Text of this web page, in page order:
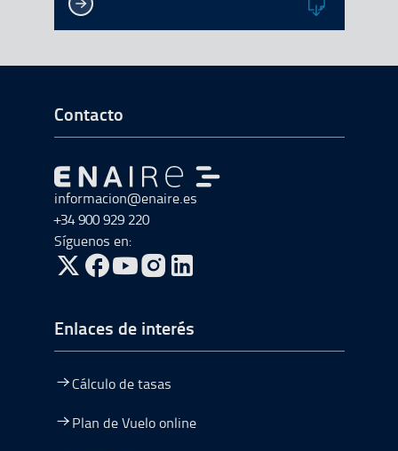
Ir a Inicio del Pie de página
Contacto
Ir a Ir al inicio
informacion@enaire.es
+34 900 929 220
Síguenos en:
ir a Twitter, abre en una nueva ventana
ir a Facebook, abre en una nueva ventana
ir a Youtube, abre en una nueva ventana
ir a Instagram, abre en una nueva
Enlaces de interés
Cálculo de tasas
Plan de Vuelo online